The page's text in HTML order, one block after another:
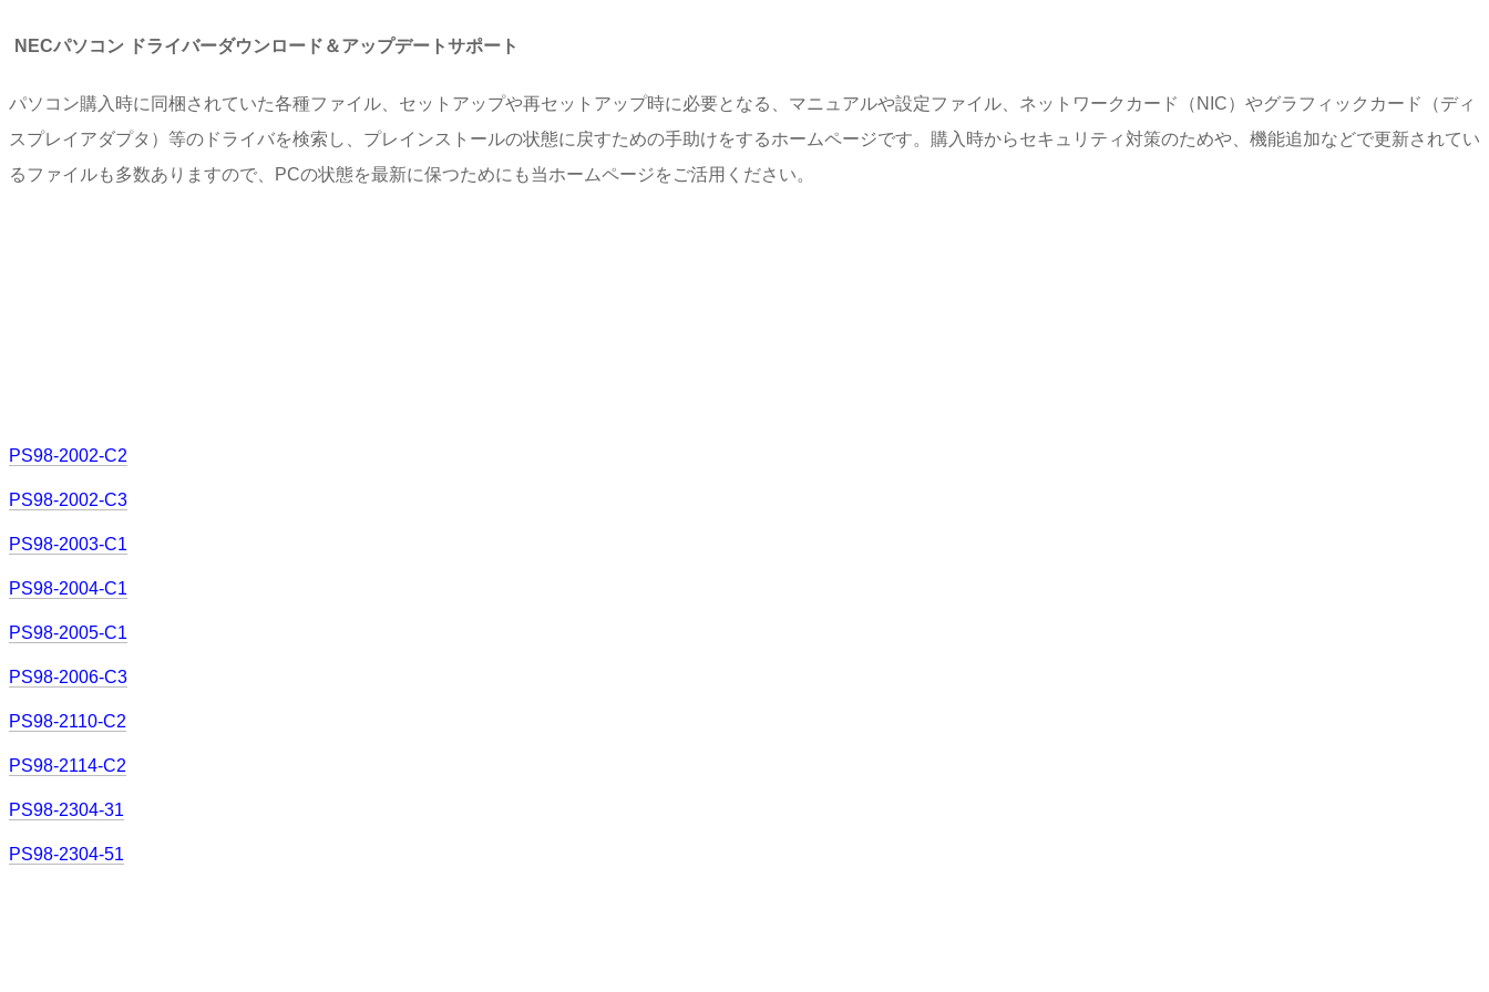
NECパソコン ドライバーダウンロード＆アップデートサポート
パソコン購入時に同梱されていた各種ファイル、セットアップや再セットアップ時に必要となる、マニュアルや設定ファイル、ネットワークカード（NIC）やグラフィックカード（ディ
スプレイアダプタ）等のドライバを検索し、プレインストールの状態に戻すための手助けをするホームページです。購入時からセキュリティ対策のためや、機能追加などで更新されてい
るファイルも多数ありますので、PCの状態を最新に保つためにも当ホームページをご活用ください。
PS98-2002-C2
PS98-2002-C3
PS98-2003-C1
PS98-2004-C1
PS98-2005-C1
PS98-2006-C3
PS98-2110-C2
PS98-2114-C2
PS98-2304-31
PS98-2304-51